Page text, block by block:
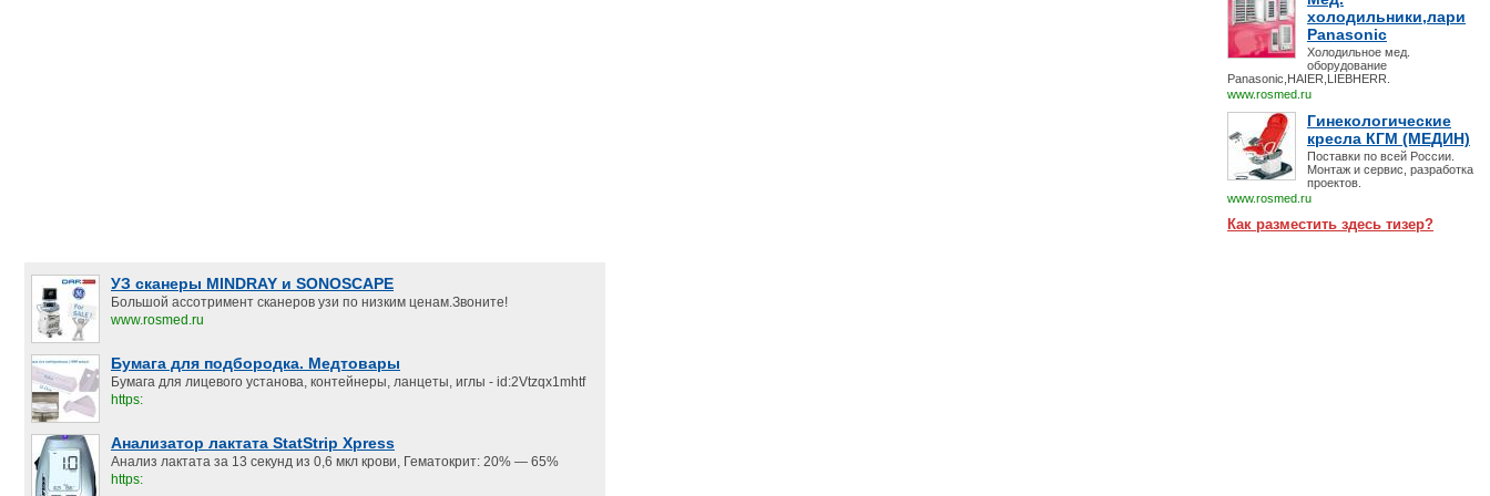
холодильники,лари
Panasonic
Холодильное мед.
оборудование
Panasonic,HAIER,LIEBHERR.
www.rosmed.ru
Гинекологические
кресла КГМ (МЕДИН)
Поставки по всей России.
Монтаж и сервис, разработка
проектов.
www.rosmed.ru
Как разместить здесь тизер?
УЗ сканеры MINDRAY и SONOSCAPE
Большой ассотримент сканеров узи по низким ценам.Звоните!
www.rosmed.ru
Бумага для подбородка. Медтовары
Бумага для лицевого установа, контейнеры, ланцеты, иглы - id:2Vtzqx1mhtf
https:
Анализатор лактата StatStrip Xpress
Анализ лактата за 13 секунд из 0,6 мкл крови, Гематокрит: 20% — 65%
https: